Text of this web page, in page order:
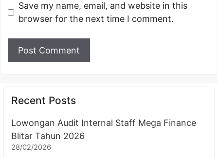
Save my name, email, and website in this
browser for the next time I comment.
Recent Posts
Lowongan Audit Internal Staff Mega Finance
Blitar Tahun 2026
28/02/2026